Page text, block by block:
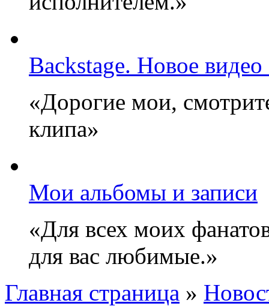
Backstage. Новое
«Дорогие мои,
клипа»
Мои альбомы и записи
«Для всех моих
для вас любимые.»
Главная страница »